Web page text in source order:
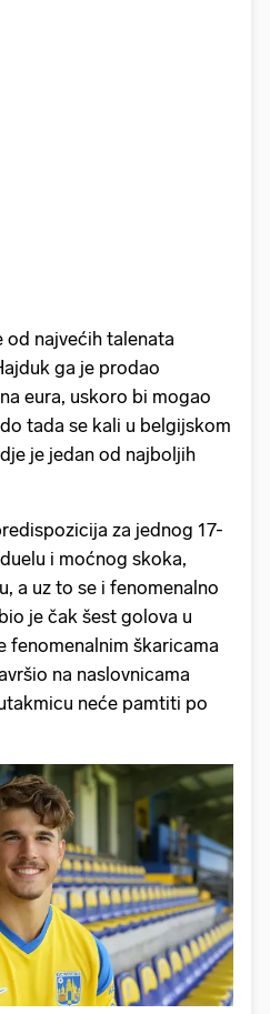
od najvećih talenata
ga je prodao
eura, uskoro bi mogao
tada se kali u belgijskom
je jedan od najboljih
za jednog 17-
i moćnog skoka,
a uz to se i fenomenalno
je čak šest golova u
fenomenalnim škaricama
na naslovnicama
neće pamtiti po